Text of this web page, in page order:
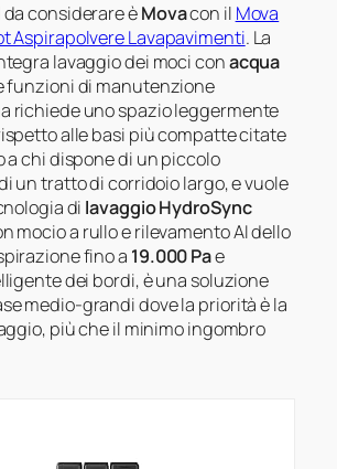
considerare èMovacon il Mova
Aspirapolvere Lavapavimenti. La
lavaggio dei moci conacqua
funzioni di manutenzione
richiede uno spazio leggermente
alle basi più compatte citate
a chi dispone di un piccolo
un tratto di corridoio largo, e vuole
di lavaggio HydroSync
mocio a rullo e rilevamento AI dello
fino a 19.000 Pae
dei bordi, è una soluzione
medio-grandi dove la priorità è la
più che il minimo ingombro